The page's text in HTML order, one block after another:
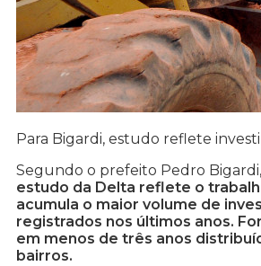
Para Bigardi, estudo reflete
Segundo o prefeito Pedro Bigardi,
estudo da Delta reflete o
acumula o maior volume de
registrados nos últimos anos.
em menos de três anos
bairros.